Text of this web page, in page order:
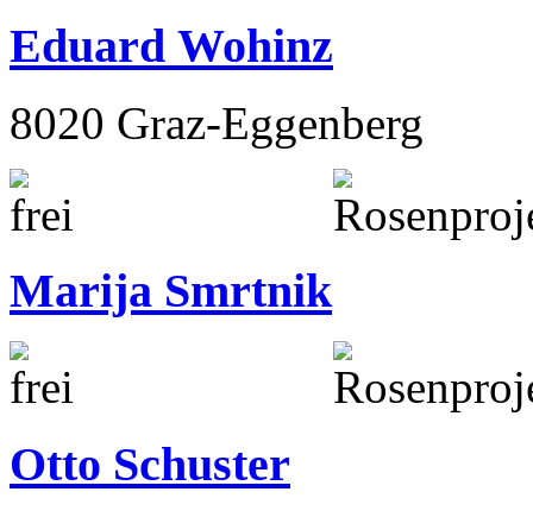
Eduard Wohinz
8020 Graz-Eggenberg
Marija Smrtnik
Otto Schuster